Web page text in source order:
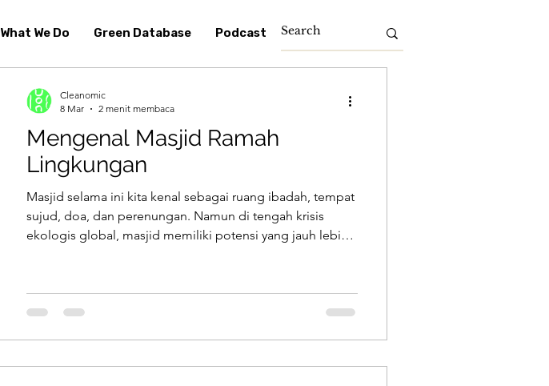
What We Do Green Database Podcast
Mengenal Masjid Ramah
Lingkungan
Masjid selama ini kita kenal sebagai ruang ibadah, tempat
sujud, doa, dan perenungan. Namun di tengah krisis
ekologis global, masjid memiliki potensi yang jauh lebih
Bekasi, langkah itu mulai diwujudkan oleh DKM Masjid
Baitul Makmur. Mereka tidak hanya mengurus kegiatan
Cleanomic
8 Mar
2 menit membaca